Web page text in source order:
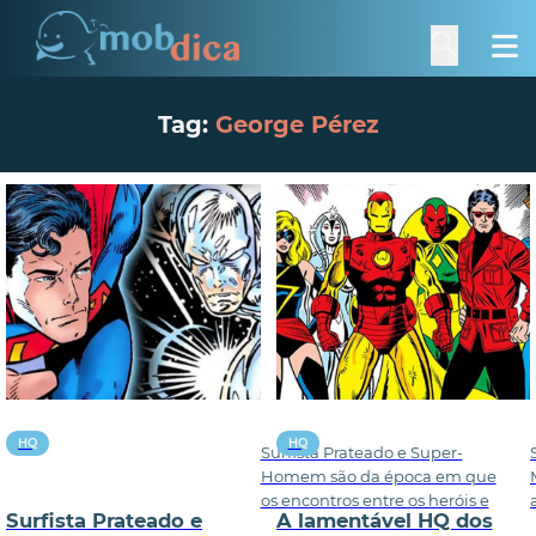
Tag: George Pérez
HQ
Surfista Prateado e
Surfista Prateado e Super-
Homem são da época em que
os encontros entre os heróis e
HQ
A lamentável HQ dos